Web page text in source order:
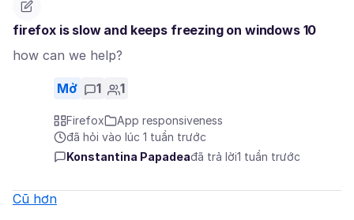
firefox is slow and keeps freezing on windows 10
how can we help?
Mở 1 1
Firefox
App responsiveness
đã hỏi vào lúc 1 tuần trước
Konstantina Papadeađã trả lời1 tuần trước
Cũ hơn